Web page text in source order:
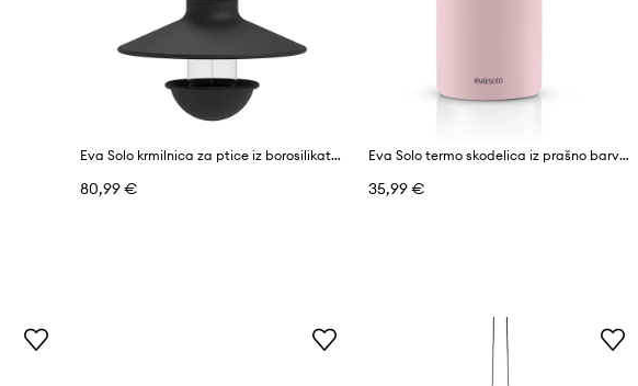
Eva Solo krmilnica za ptice iz borosilikatnega stekla
80,99 €
Eva Solo termo skodelica iz prašno barvanega jekla 0,35 l
35,99 €